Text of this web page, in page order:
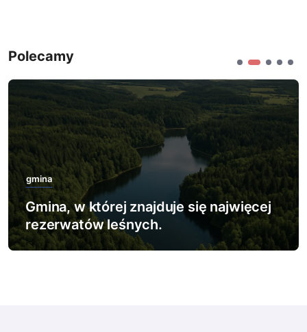
Polecamy
gmina
Gmina, w której znajduje się najwięcej
rezerwatów leśnych.